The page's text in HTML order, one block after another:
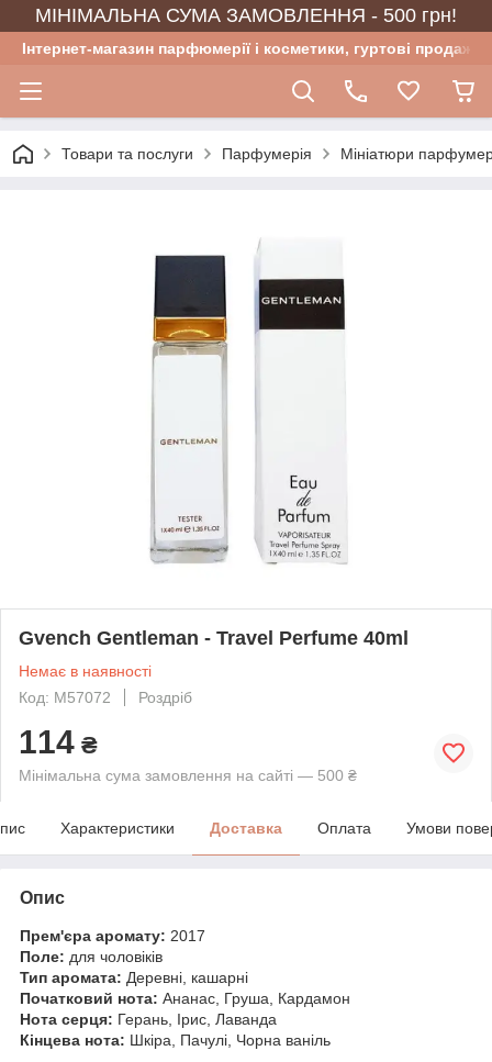
МІНІМАЛЬНА СУМА ЗАМОВЛЕННЯ - 500 грн!
Інтернет-магазин парфюмерії і косметики, гуртові продажі
Товари та послуги Парфумерія Мініатюри
Gvench Gentleman - Travel Perfume 40ml
Немає в наявності
Код: M57072
Роздріб
114 ₴
Мінімальна сума замовлення на сайті — 500 ₴
Характеристики Доставка Оплата Умови
Опис
Прем'єра аромату: 2017
Поле: для чоловіків
Тип аромата: Деревні, кашарні
Початковий нота: Ананас, Груша, Кардамон
Нота серця: Герань, Ірис, Лаванда
Кінцева нота: Шкіра, Пачулі, Чорна ваніль